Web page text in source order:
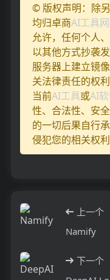
© 版权声明：除
均归卓商AI工具
允许，任何个人
以其他方式抄袭
服务器上建立镜
关法律责任的权利
当前AI工具或AI
性、合法性、安
的一切后果自行
侵犯您的相关权
上一个
Namify
下一个